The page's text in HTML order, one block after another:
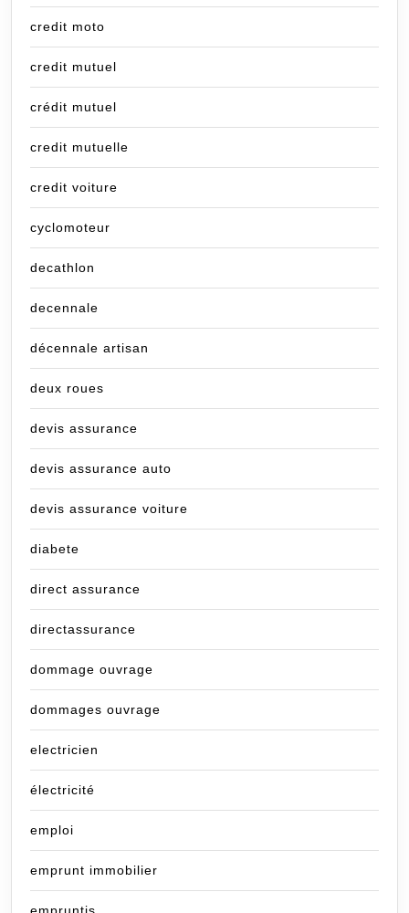
credit moto
credit mutuel
crédit mutuel
credit mutuelle
credit voiture
cyclomoteur
decathlon
decennale
décennale artisan
deux roues
devis assurance
devis assurance auto
devis assurance voiture
diabete
direct assurance
directassurance
dommage ouvrage
dommages ouvrage
electricien
électricité
emploi
emprunt immobilier